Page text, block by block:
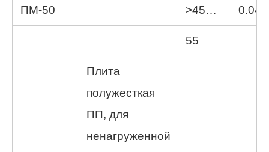
ПМ-50 >45… 0.042
55
Плита
полужесткая
ПП, для
ненагруженной